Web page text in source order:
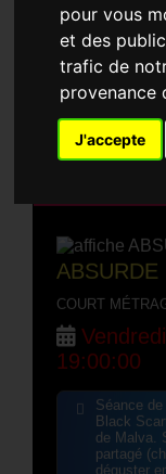
pour vous
et des
trafic de
provenance
J'accepte
Séance
Gévaudan -
ABSURDE
COURT
19:00:00
Séance
Black
de Malva.
partagé
déguster